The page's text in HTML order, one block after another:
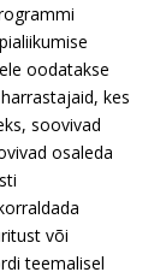
oodatakse
kes
soovivad
osaleda
või
teemalisel